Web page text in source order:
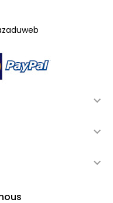


